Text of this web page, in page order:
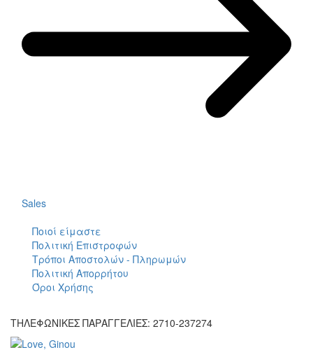
Sales
Ποιοί είμαστε
Πολιτική Επιστροφών
Tρόποι Αποστολών - Πληρωμών
Πολιτική Απορρήτου
Όροι Χρήσης
ΤΗΛΕΦΩΝΙΚΕΣ ΠΑΡΑΓΓΕΛΙΕΣ: 2710-237274